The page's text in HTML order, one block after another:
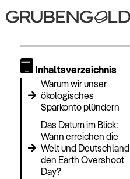
Inhaltsverzeichnis
Warum wir unser
ökologisches
Sparkonto plündern
Das Datum im Blick:
Wann erreichen die
Welt und Deutschland
den Earth Overshoot
Day?